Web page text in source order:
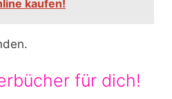
kaufen!
für dich!